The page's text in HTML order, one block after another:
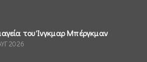
του Ίνγκμαρ Μπέργκμαν
2026